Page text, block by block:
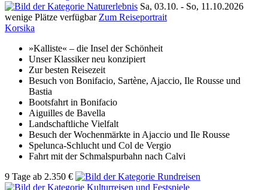
Sa, 03.10. - So, 11.10.2026
wenige Plätze verfügbar Zum Reiseportrait
Korsika
»Kalliste« – die Insel der Schönheit
Unser Klassiker neu konzipiert
Zur besten Reisezeit
Besuch von Bonifacio, Sartène, Ajaccio, Ile Rousse und
Bastia
Bootsfahrt in Bonifacio
Aiguilles de Bavella
Landschaftliche Vielfalt
Besuch der Wochenmärkte in Ajaccio und Ile Rousse
Spelunca-Schlucht und Col de Vergio
Fahrt mit der Schmalspurbahn nach Calvi
9 Tage ab 2.350 €